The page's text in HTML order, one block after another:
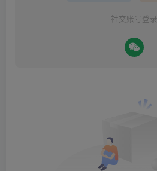
社交账号登录